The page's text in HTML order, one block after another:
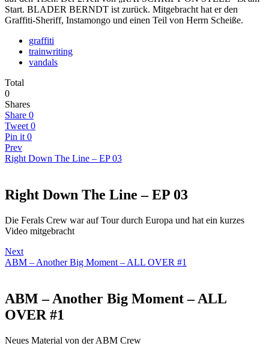
Start. BLADER BERNDT ist zurück. Mitgebracht hat er den
Graffiti-Sheriff, Instamongo und einen Teil von Herrn Scheiße.
graffiti
trainwriting
vandals
Total
0
Shares
Share 0
Tweet 0
Pin it 0
Prev
Right Down The Line – EP 03
Right Down The Line – EP 03
Die Ferals Crew war auf Tour durch Europa und hat ein kurzes
Video mitgebracht
Next
ABM – Another Big Moment – ALL OVER #1
ABM – Another Big Moment – ALL
OVER #1
Neues Material von der ABM Crew